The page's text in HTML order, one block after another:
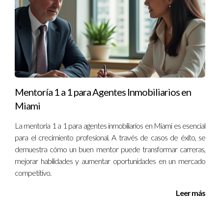
Busca agentes que compartan tus valores e intereses.
Pregunta sobre su enfoque hacia la comunidad y cómo
planean ayudarte durante el proceso.
¿Por qué es importante tener un propósito claro
en el negocio inmobiliario?
Un propósito claro ayuda a construir confianza y lealtad entre
los clientes. Además, fomenta una cultura empresarial positiva
y motivadora.
¿Qué beneficios trae trabajar con un equipo
enfocado en la sostenibilidad?
Trabajar con un equipo sostenible no solo contribuye al
Mentoría 1 a 1 para Agentes Inmobiliarios en
Miami
La mentoría 1 a 1 para agentes inmobiliarios en Miami es esencial
para el crecimiento profesional. A través de casos de éxito, se
demuestra cómo un buen mentor puede transformar carreras,
mejorar habilidades y aumentar oportunidades en un mercado
competitivo.
Leer más